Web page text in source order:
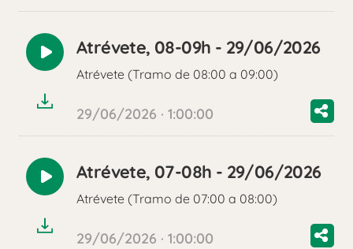
Reproducir
audio
Atrévete, 08-09h - 29/06/2026
Atrévete (Tramo de 08:00 a 09:00)
29/06/2026 · 1:00:00
Reproducir
audio
Atrévete, 07-08h - 29/06/2026
Atrévete (Tramo de 07:00 a 08:00)
29/06/2026 · 1:00:00